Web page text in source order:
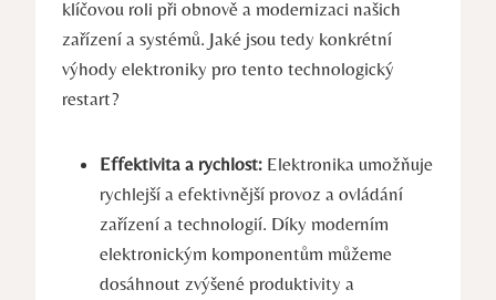
klíčovou roli při obnově a modernizaci našich
zařízení a systémů. Jaké jsou tedy konkrétní
výhody elektroniky pro tento technologický
restart?
Effektivita a rychlost: Elektronika umožňuje
rychlejší a efektivnější provoz a ovládání
zařízení a technologií. Díky moderním
elektronickým komponentům můžeme
dosáhnout zvýšené produktivity a